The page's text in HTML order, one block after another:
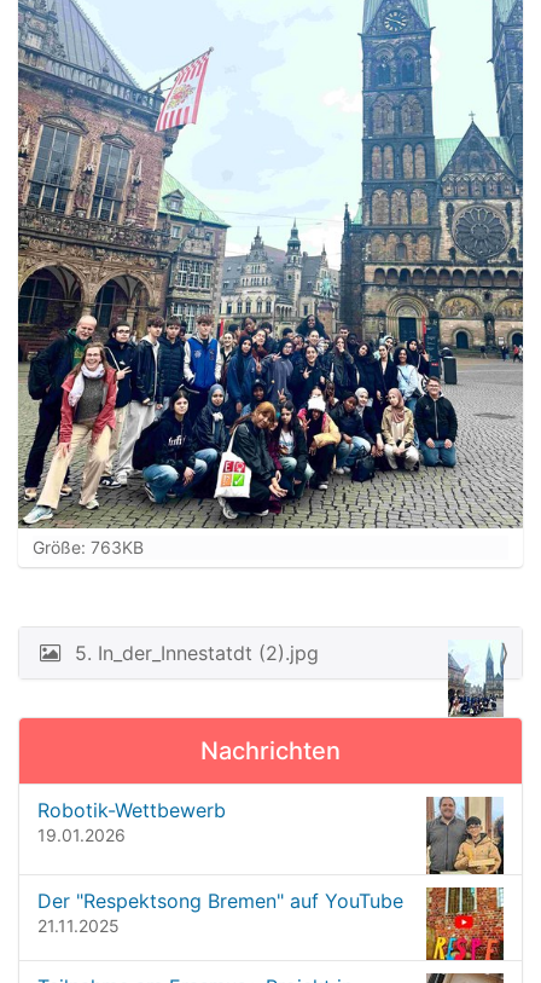
Z
e
e
B
l
n
v
o
e
G
Größe: 763KB
N
v
g
a
i
o
n
5. In_der_Innestatdt (2).jpg
Nachrichten
Robotik-Wettbewerb
19.01.2026
Der "Respektsong Bremen" auf YouTube
21.11.2025